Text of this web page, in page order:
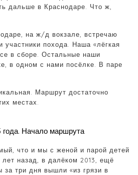
дальше в Краснодаре. Что ж,
на ж/д вокзале, встречаю
участники похода. Наша «лёгкая
в сборе. Остальные наши
в одном с нами посёлке. В паре
Маршрут достаточно
местах.
года. Начало маршрута
что и мы с женой и парой детей
назад, в далёком 2013, ещё
три дня вышли «из грязи в